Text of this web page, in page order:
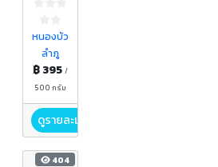
ขนาด
500
กรัม
หนองบัว
ลำภู
฿ 395 /
500 กรัม
ดูรายละเอียด
404